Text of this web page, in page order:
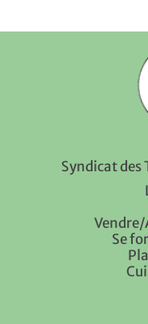
Syndicat
Se